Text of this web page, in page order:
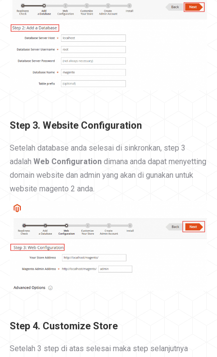
Step 3. Website Configuration
Setelah database anda selesai di sinkronkan, step 3
adalah Web Configuration dimana anda dapat menyetting
domain website dan admin yang akan di gunakan untuk
website magento 2 anda.
Step 4. Customize Store
Setelah 3 step di atas selesai maka step selanjutnya